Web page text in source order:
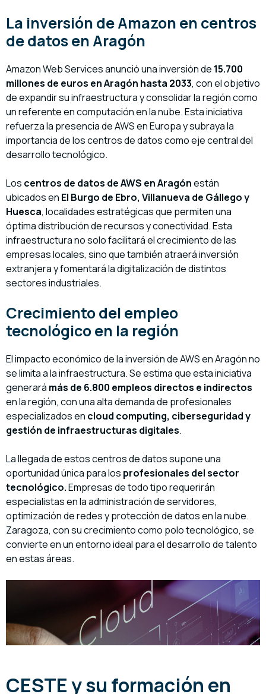
La inversión de Amazon en centros
de datos en Aragón
Amazon Web Services anunció una inversión de 15.700
millones de euros en Aragón hasta 2033, con el objetivo
de expandir su infraestructura y consolidar la región como
un referente en computación en la nube. Esta iniciativa
refuerza la presencia de AWS en Europa y subraya la
importancia de los centros de datos como eje central del
desarrollo tecnológico.
Los centros de datos de AWS en Aragónestán
ubicados en El Burgo de Ebro, Villanueva de Gállego y
Huesca, localidades estratégicas que permiten una
óptima distribución de recursos y conectividad. Esta
infraestructura no solo facilitará el crecimiento de las
empresas locales, sino que también atraerá inversión
extranjera y fomentará la digitalización de distintos
sectores industriales.
Crecimiento del empleo
tecnológico en la región
El impacto económico de la inversión de AWS en Aragón no
se limita a la infraestructura. Se estima que esta iniciativa
generará más de 6.800 empleos directos e indirectos
en la región, con una alta demanda de profesionales
especializados en cloud computing, ciberseguridad y
gestión de infraestructuras digitales.
La llegada de estos centros de datos supone una
oportunidad única para los profesionales del sector
tecnológico.Empresas de todo tipo requerirán
especialistas en la administración de servidores,
optimización de redes y protección de datos en la nube.
Zaragoza, con su crecimiento como polo tecnológico, se
convierte en un entorno ideal para el desarrollo de talento
en estas áreas.
CESTE y su formación en